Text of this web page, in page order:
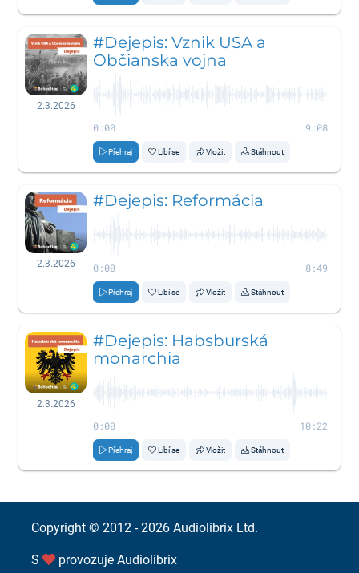
2.3.2026
#Dejepis: Vznik USA a
Občianska vojna
0:00 9:08
Přehraj Líbí se Vložit Stáhnout
2.3.2026
#Dejepis: Reformácia
0:00 8:49
Přehraj Líbí se Vložit Stáhnout
2.3.2026
#Dejepis: Habsburská
monarchia
0:00 10:22
Přehraj Líbí se Vložit Stáhnout
Copyright © 2012 - 2026 Audiolibrix Ltd.
S provozuje Audiolibrix